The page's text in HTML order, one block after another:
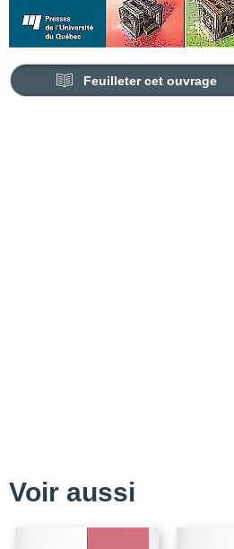
Feuilleter cet ouvrage
Voir aussi